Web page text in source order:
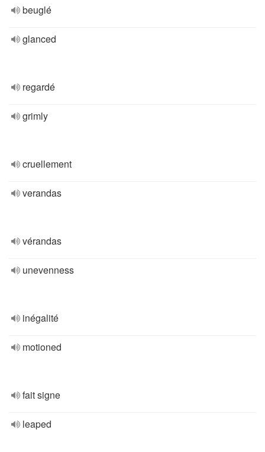
beuglé
glanced
regardé
grimly
cruellement
verandas
vérandas
unevenness
inégalité
motioned
fait signe
leaped